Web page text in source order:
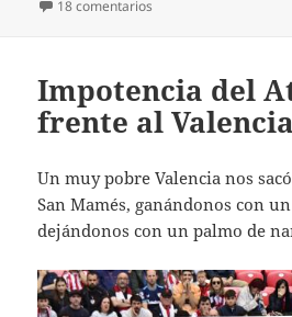
18 comentarios
Impotencia del
frente al Valencia
Un muy pobre Valencia nos
San Mamés, ganándonos con
dejándonos con un palmo de